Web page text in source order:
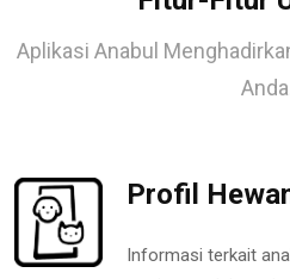
Aplikasi Anabul
Profil
Informasi terkait